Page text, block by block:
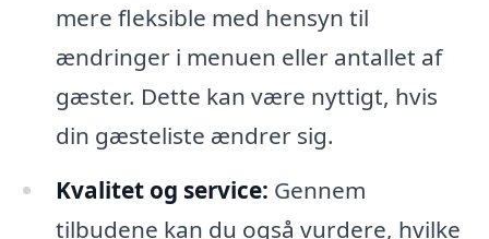
mere fleksible med hensyn til
ændringer i menuen eller antallet af
gæster. Dette kan være nyttigt, hvis
din gæsteliste ændrer sig.
Kvalitet og service: Gennem
tilbudene kan du også vurdere, hvilke